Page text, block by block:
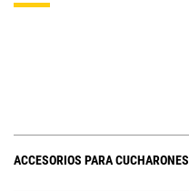
ACCESORIOS PARA CUCHARONES